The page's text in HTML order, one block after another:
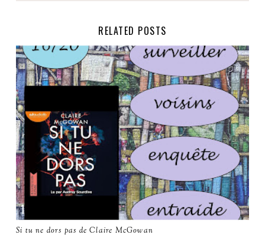
RELATED POSTS
Si tu ne dors pas de Claire McGowan